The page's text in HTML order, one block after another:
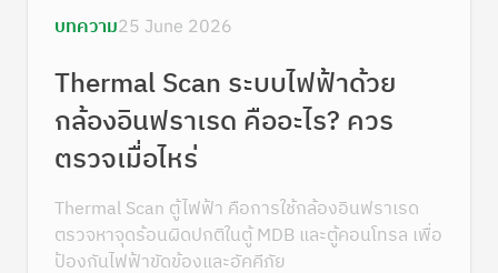
บทความ25 June 2026
Thermal Scan ระบบไฟฟ้าด้วย
กล้องอินฟราเรด คืออะไร? ควร
ตรวจเมื่อไหร่
Thermal Scan ตู้ไฟฟ้า คือการใช้กล้องอินฟราเรด
ตรวจหาจุดร้อนผิดปกติในตู้ MDB และตู้คอนโทรล เพื่อ
ป้องกันไฟฟ้าขัดข้องและอัคคีภัย